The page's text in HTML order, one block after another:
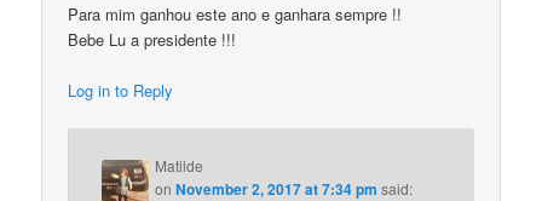
Para mim ganhou este ano e ganhara sempre !!
Bebe Lu a presidente !!!
Log in to Reply
Matilde
onNovember 2, 2017 at 7:34 pm said: